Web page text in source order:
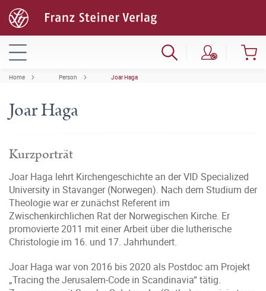
Home Person Joar Haga
Joar Haga
Kurzporträt
Joar Haga lehrt Kirchengeschichte an der VID Specialized
University in Stavanger (Norwegen). Nach dem Studium der
Theologie war er zunächst Referent im
Zwischenkirchlichen Rat der Norwegischen Kirche. Er
promovierte 2011 mit einer Arbeit über die lutherische
Christologie im 16. und 17. Jahrhundert.
Joar Haga war von 2016 bis 2020 als Postdoc am Projekt
„Tracing the Jerusalem-Code in Scandinavia“ tätig.